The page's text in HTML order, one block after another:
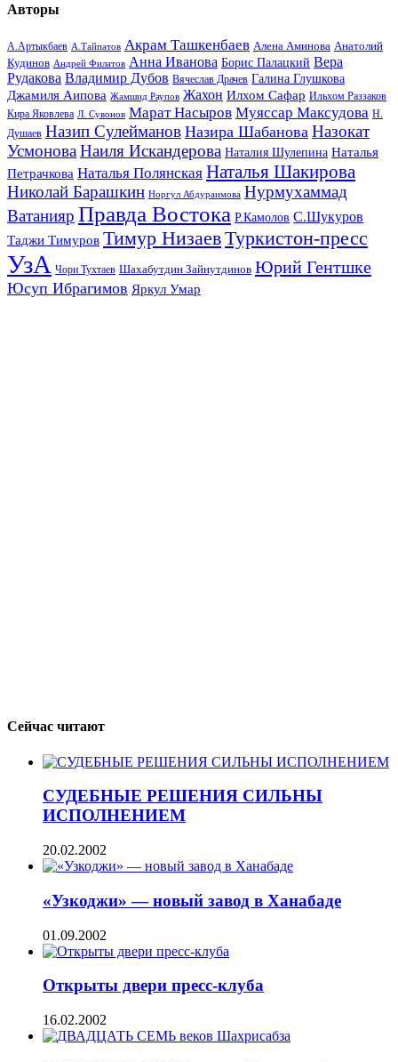
Авторы
А.Артыкбаев А.Тайпатов Акрам Ташкенбаев Алена Аминова Анатолий
Кудинов Андрей Филатов Анна Иванова Борис Палацкий Вера
Рудакова Владимир Дубов Вячеслав Драчев Галина Глушкова
Джамиля Аипова Жамшид Раупов Жахон Илхом Сафар Ильхом Раззаков
Кира Яковлева Л. Сувонов Марат Насыров Муяссар Максудова Н.
Душаев Назип Сулейманов Назира Шабанова Назокат
УсмоноваНаиля Искандерова Наталия Шулепина Наталья
Петрачкова Наталья Полянская Наталья Шакирова
Николай Барашкин Норгул Абдураимова Нурмухаммад
Ватанияр Правда Востока Р.Камолов С.Шукуров
Таджи Тимуров Тимур НизаевТуркистон-пресс
УзА Чори Тухтаев Шахабутдин Зайнутдинов Юрий Гентшке
Юсуп Ибрагимов Яркул Умар
Сейчас читают
СУДЕБНЫЕ РЕШЕНИЯ СИЛЬНЫ
ИСПОЛНЕНИЕМ
20.02.2002
«Узкоджи» — новый завод в Ханабаде
01.09.2002
Открыты двери пресс-клуба
16.02.2002